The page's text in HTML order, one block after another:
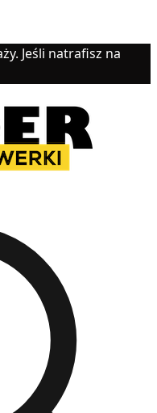
Jeśli natrafisz na